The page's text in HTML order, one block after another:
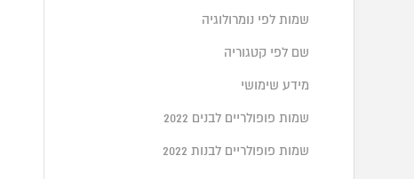
שמות לפי נומרולוגיה
שם לפי קטגוריה
מידע שימושי
שמות פופולריים לבנים 2022
שמות פופולריים לבנות 2022